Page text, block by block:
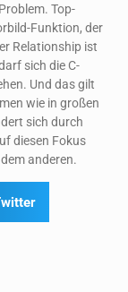
Top-
Funktion, der
Relationship ist
sich die C-
Und das gilt
wie in großen
sich durch
diesen Fokus
anderen.